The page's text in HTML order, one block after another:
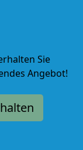
Sie
Angebot!